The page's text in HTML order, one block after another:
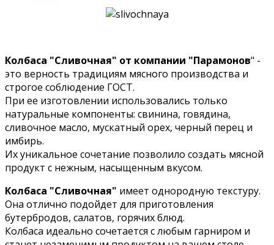
Колбаса "Сливочная" от компании "Парамонов" -
это верность традициям мясного производства и
строгое соблюдение ГОСТ.
При ее изготовлении использовались только
натуральные компоненты: свинина, говядина,
сливочное масло, мускатный орех, черный перец и
имбирь.
Их уникальное сочетание позволило создать мясной
продукт с нежным, насыщенным вкусом.
Колбаса "Сливочная" имеет однородную текстуру.
Она отлично подойдет для приготовления
бутербродов, салатов, горячих блюд.
Колбаса идеально сочетается с любым гарниром и